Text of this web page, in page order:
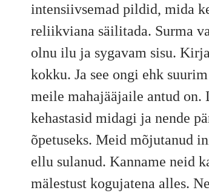
intensiivsemad pildid, mida
reliikviana säilitada. Surma
olnu ilu ja sygavam sisu.
kokku. Ja see ongi ehk
meile mahajääjaile antud on.
kehastasid midagi ja nende
õpetuseks. Meid mõjutanud
ellu sulanud. Kanname neid
mälestust kogujatena alles.